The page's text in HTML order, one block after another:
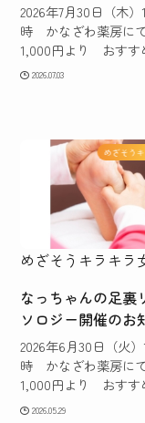
2026年7月30日（木）
時 かなざわ薬房に
1,000円より おすす
2026.07.03
めざそう
めざそうキラキラ
なっちゃんの足裏
ソロジー開催のお
2026年6月30日（火
時 かなざわ薬房に
1,000円より おすす
2026.05.29